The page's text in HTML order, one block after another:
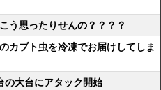
う思ったりせんの？？？？
カブト虫を冷凍でお届けしてしま
の大台にアタック開始